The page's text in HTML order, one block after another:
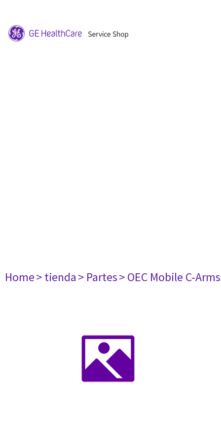
Home> tienda> Partes> OEC Mobile C-Arms